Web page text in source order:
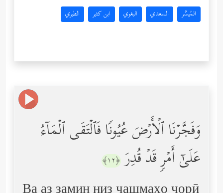
المُيسَّر السعدي البغوي ابن كثير الطبري
وَفَجَّرۡنَا ٱلۡأَرۡضَ عُیُونࣰا فَٱلۡتَقَى ٱلۡمَاۤءُ
عَلَىٰۤ أَمۡرࣲ قَدۡ قُدِرَ ﴿١٢﴾